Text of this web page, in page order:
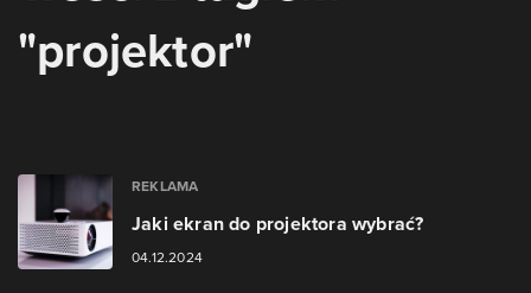
"projektor"
REKLAMA
Jaki ekran do projektora wybrać?
04.12.2024